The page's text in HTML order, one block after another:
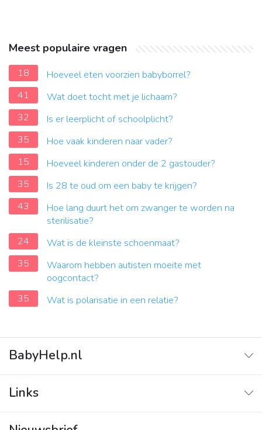
Meest populaire vragen
18
Hoeveel eten voorzien babyborrel?
41
Wat doet tocht met je lichaam?
32
Is er leerplicht of schoolplicht?
35
Hoe vaak kinderen naar vader?
15
Hoeveel kinderen onder de 2 gastouder?
35
Is 28 te oud om een ​​baby te krijgen?
43
Hoe lang duurt het om zwanger te worden na
sterilisatie?
24
Wat is de kleinste schoenmaat?
35
Waarom hebben autisten moeite met
oogcontact?
35
Wat is polarisatie in een relatie?
BabyHelp.nl
Vraag & Antwoord
Links